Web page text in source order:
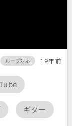
ループ対応 19年前
ギター